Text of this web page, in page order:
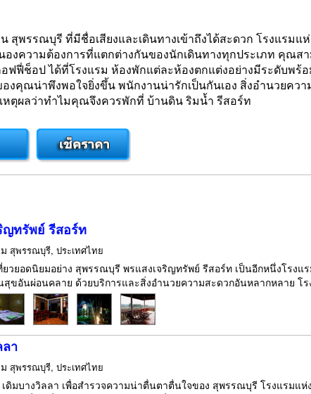
รณบุรี ที่มีชื่อเสียงและเดินทางเข้าถึงได้สะดวก โรงแรมแห่
งความต้องการที่แตกต่างกันของนักเดินทางทุกประเภท คุณส
ฟี่ช็อป ได้ที่โรงแรม ห้องพักแต่ละห้องตกแต่งอย่างมีระดับพร้
งคุณน่าพึงพอใจยิ่งขึ้น พนักงานน่ารักเป็นกันเอง สิ่งอำนวยค
ตุผลว่าทำไมคุณจึงควรพักที่ บ้านดิน ริมน้ำ รีสอร์ท
ญทรัพย์ รีสอร์ท
สุพรรณบุรี, ประเทศไทย
ยวยอดนิยมอย่าง สุพรรณบุรี พรแสงเจริญทรัพย์ รีสอร์ท เป็นอีกหนึ่งโรงแ
สุขอันผ่อนคลาย ด้วยบริการและสิ่งอำนวยความสะดวกอันหลากหลาย โ
ลา
สุพรรณบุรี, ประเทศไทย
ดิมบางวิลลา เพื่อสำรวจความน่าตื่นตาตื่นใจของ สุพรรณบุรี โรงแรมแ